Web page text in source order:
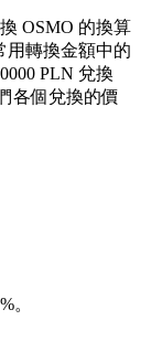
OSMO 的換算
用轉換金額中的
PLN 兌換
各個兌換的價
。